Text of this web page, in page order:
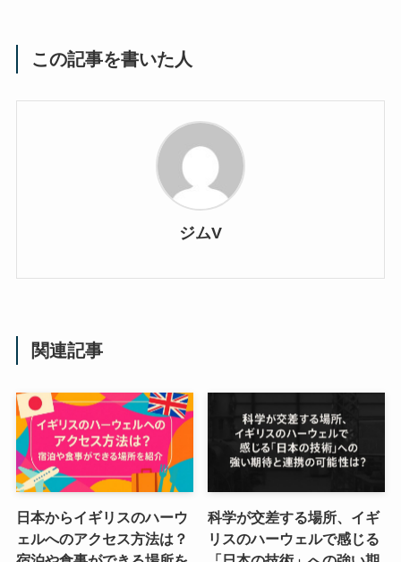
この記事を書いた人
ジムV
関連記事
日本からイギリスのハーウ
ェルへのアクセス方法は？
科学が交差する場所、イギ
リスのハーウェルで感じる